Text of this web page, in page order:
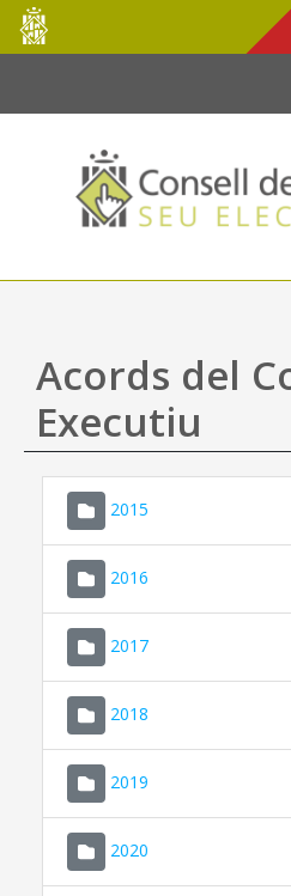
Salta al contingut principal
Consell
de
Mallorca
Acords del
Executiu
2015
2016
2017
2018
2019
2020